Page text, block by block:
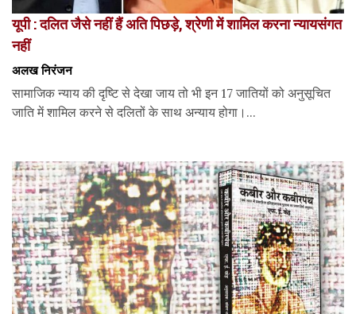
यूपी : दलित जैसे नहीं हैं अति पिछड़े, श्रेणी में शामिल करना न्यायसंगत
नहीं
अलख निरंजन
सामाजिक न्याय की दृष्टि से देखा जाय तो भी इन 17 जातियों को अनुसूचित
जाति में शामिल करने से दलितों के साथ अन्याय होगा।...